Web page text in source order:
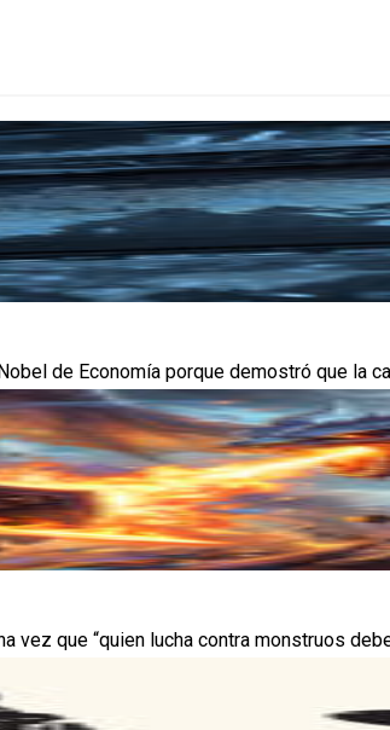
de Economía porque demostró que la
que “quien lucha contra monstruos